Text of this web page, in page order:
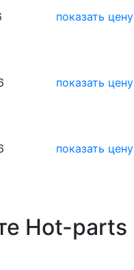
показать цену
показать цену
показать цену
Hot-parts